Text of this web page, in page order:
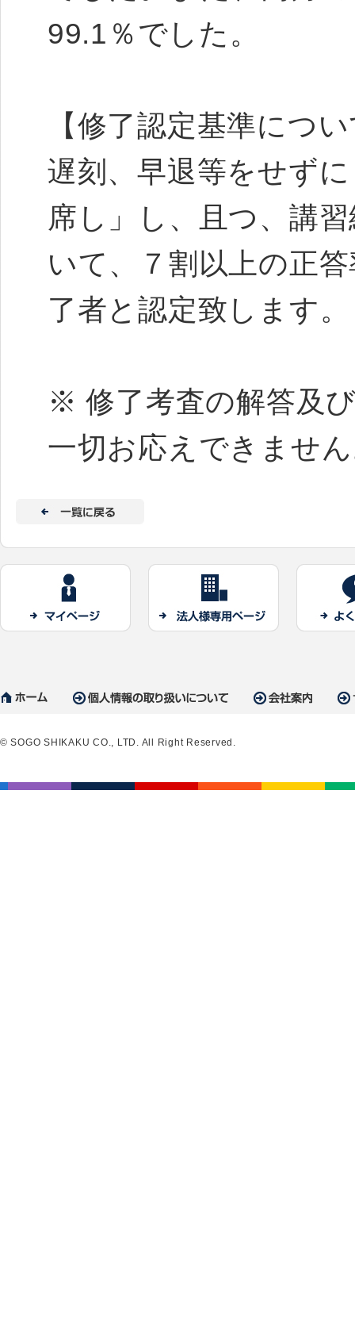
99.1％でした。
【修了認定基準につ
遅刻、早退等をせず
席し」し、且つ、講
いて、７割以上の正
了者と認定致します。
※ 修了考査の解答及
一切お応えできませ
© SOGO SHIKAKU CO., LTD. All Right Reserved.